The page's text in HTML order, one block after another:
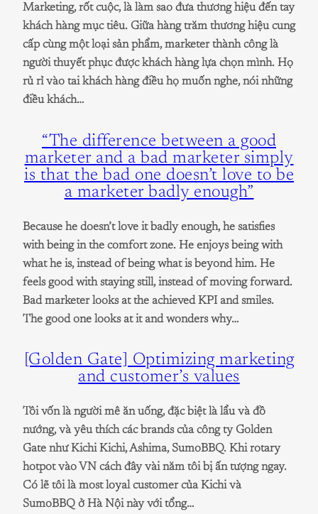
Marketing, rốt cuộc, là làm sao đưa thương hiệu đến tay
khách hàng mục tiêu. Giữa hàng trăm thương hiệu cung
cấp cùng một loại sản phẩm, marketer thành công là
người thuyết phục được khách hàng lựa chọn mình. Họ
rủ rỉ vào tai khách hàng điều họ muốn nghe, nói những
điều khách…
“The difference between a good
marketer and a bad marketer simply
is that the bad one doesn’t love to be
a marketer badly enough”
Because he doesn’t love it badly enough, he satisfies
with being in the comfort zone. He enjoys being with
what he is, instead of being what is beyond him. He
feels good with staying still, instead of moving forward.
Bad marketer looks at the achieved KPI and smiles.
The good one looks at it and wonders why…
[Golden Gate] Optimizing marketing
and customer’s values
Tôi vốn là người mê ăn uống, đặc biệt là lẩu và đồ
nướng, và yêu thích các brands của công ty Golden
Gate như Kichi Kichi, Ashima, SumoBBQ. Khi rotary
hotpot vào VN cách đây vài năm tôi bị ấn tượng ngay.
Có lẽ tôi là most loyal customer của Kichi và
SumoBBQ ở Hà Nội này với tổng…